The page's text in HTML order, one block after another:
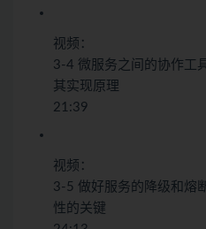
视频：
3-4 微服务之间的协作工
其实现原理
21:39
视频：
3-5 做好服务的降级和熔
性的关键